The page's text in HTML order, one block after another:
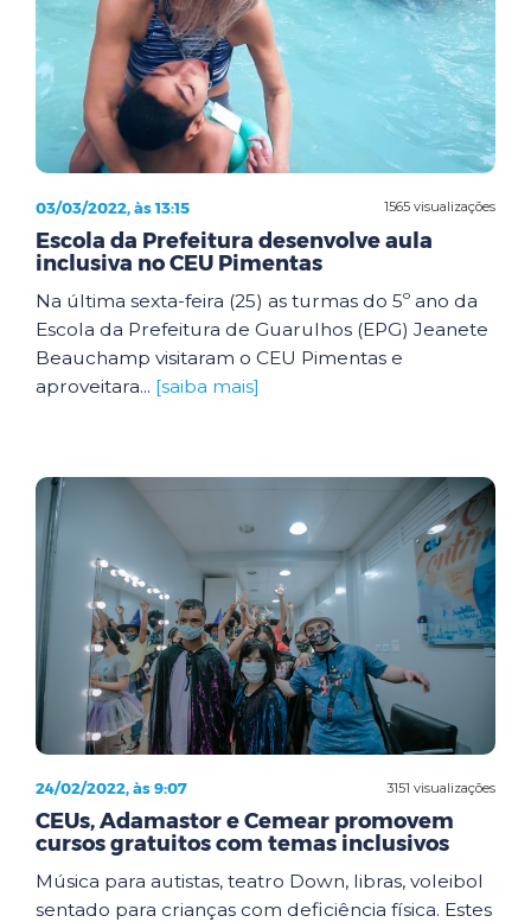
1565 visualizações
03/03/2022, às 13:15
Escola da Prefeitura desenvolve aula
inclusiva no CEU Pimentas
Na última sexta-feira (25) as turmas do 5º ano da
Escola da Prefeitura de Guarulhos (EPG) Jeanete
Beauchamp visitaram o CEU Pimentas e
aproveitara... [saiba mais]
3151 visualizações
24/02/2022, às 9:07
CEUs, Adamastor e Cemear promovem
cursos gratuitos com temas inclusivos
Música para autistas, teatro Down, libras, voleibol
sentado para crianças com deficiência física. Estes